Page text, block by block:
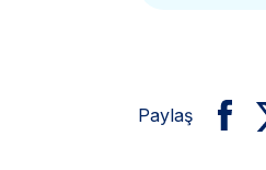
Paylaş